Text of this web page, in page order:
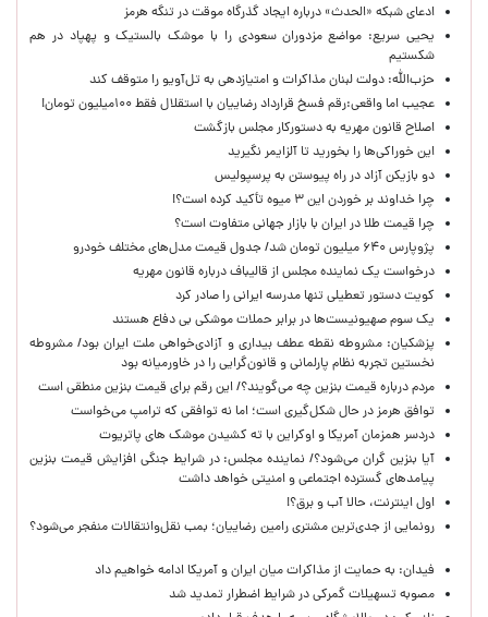
ادعای شبکه «الحدث» درباره ایجاد گذرگاه موقت در تنگه هرمز
یحیی سریع: مواضع مزدوران سعودی را با موشک بالستیک و پهپاد در هم
شکستیم
حزب‌الله: دولت لبنان مذاکرات و امتیازدهی به تل‌آویو را متوقف کند
عجیب اما واقعی:رقم فسخ قرارداد رضاییان با استقلال فقط ۱۰۰میلیون تومان!
اصلاح قانون مهریه به دستورکار مجلس بازگشت
این خوراکی‌ها را بخورید تا آلزایمر نگیرید
دو بازیکن آزاد در راه پیوستن به پرسپولیس
چرا خداوند بر خوردن این ۳ میوه تأکید کرده است؟!
چرا قیمت طلا در ایران با بازار جهانی متفاوت است؟
پژوپارس ۶۴۰ میلیون تومان شد/ جدول قیمت مدل‌های مختلف خودرو
درخواست یک نماینده مجلس از قالیباف درباره قانون مهریه
کویت دستور تعطیلی تنها مدرسه ایرانی را صادر کرد
یک‌ سوم صهیونیست‌ها در برابر حملات موشکی بی دفاع هستند
پزشکیان: مشروطه نقطه عطف بیداری و آزادی‌خواهی ملت ایران بود/ مشروطه
نخستین تجربه نظام پارلمانی و قانون‌گرایی را در خاورمیانه بود
مردم درباره قیمت بنزین چه می‌گویند؟/ این رقم برای قیمت بنزین منطقی است
توافق هرمز در حال شکل‌گیری است؛ اما نه توافقی که ترامپ می‌خواست
دردسر همزمان آمریکا و اوکراین با ته کشیدن موشک های پاتریوت
آیا بنزین گران می‌شود؟/ نماینده مجلس: در شرایط جنگی افزایش قیمت بنزین
پیامدهای گسترده اجتماعی و امنیتی خواهد داشت
اول اینترنت، حالا آب و برق؟!
رونمایی از جدی‌ترین مشتری رامین رضاییان؛ بمب نقل‌وانتقالات منفجر می‌شود؟
فیدان: به حمایت از مذاکرات میان ایران و آمریکا ادامه خواهیم داد
مصوبه تسهیلات گمرکی در شرایط اضطرار تمدید شد